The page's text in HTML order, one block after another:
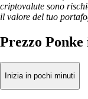
criptovalute sono
il valore del tuo
Prezzo
Inizia in pochi minuti